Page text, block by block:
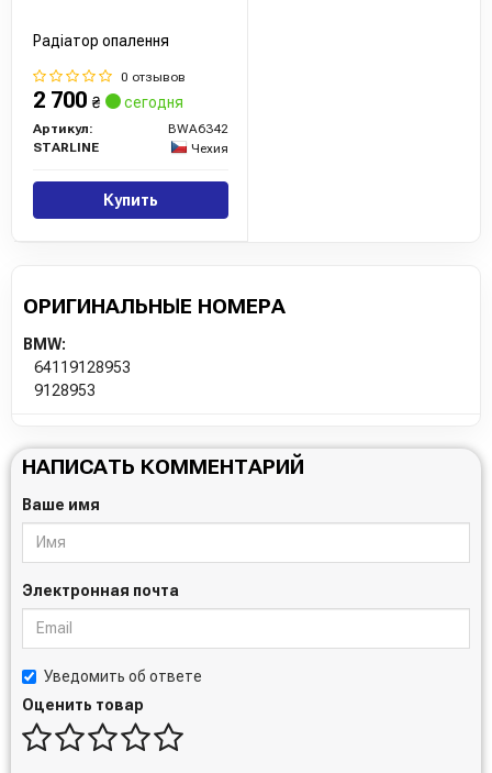
Радіатор опалення
0 отзывов
2 700 ₴ сегодня
Артикул:
BWA6342
STARLINE
Чехия
Купить
ОРИГИНАЛЬНЫЕ НОМЕРА
BMW:
64119128953
9128953
НАПИСАТЬ КОММЕНТАРИЙ
Ваше имя
Электронная почта
Уведомить об ответе
Оценить товар